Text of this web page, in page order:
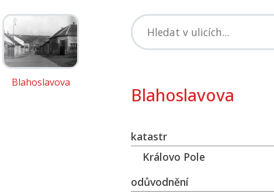
Blahoslavova
Blahoslavova
katastr
Královo Pole
odůvodnění